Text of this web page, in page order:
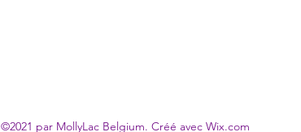
©2021 par MollyLac Belgium. Créé avec Wix.com